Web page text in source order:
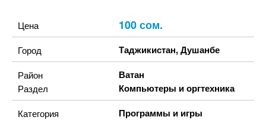
Цена 100 сом.
Город Таджикистан,Душанбе
Район Ватан
Раздел Компьютеры и оргтехника
Категория Программы и игры